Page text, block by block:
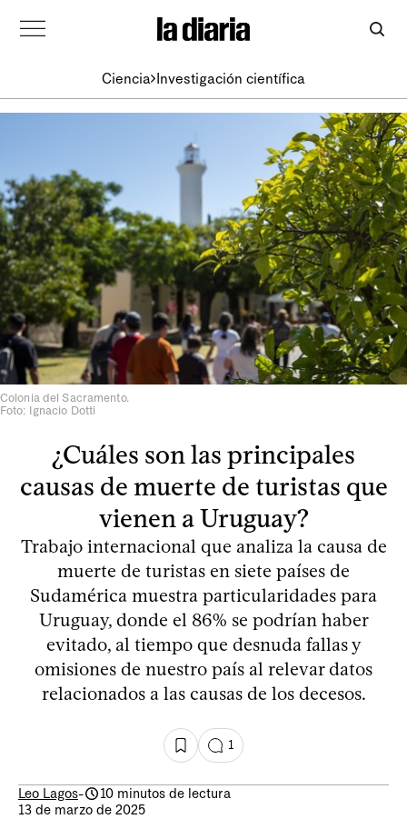
Ciencia Investigación científica
Colonia del Sacramento.
Foto: Ignacio Dotti
¿Cuáles son las principales
causas de muerte de turistas que
vienen a Uruguay?
Trabajo internacional que analiza la causa de
muerte de turistas en siete países de
Sudamérica muestra particularidades para
Uruguay, donde el 86% se podrían haber
evitado, al tiempo que desnuda fallas y
omisiones de nuestro país al relevar datos
relacionados a las causas de los decesos.
1
Leo Lagos-
10 minutos de lectura
13 de marzo de 2025